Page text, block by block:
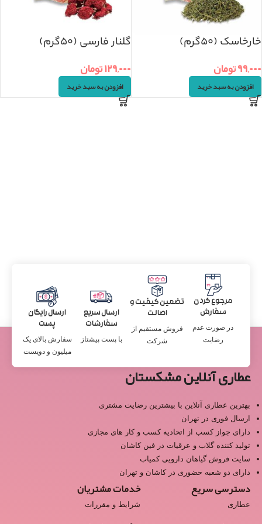
خارخاسک (۵۰گرم)
۹۹,۰۰۰تومان
افزودن به سبد خرید
گلنار فارسی (۵۰گرم)
۱۲۹,۰۰۰تومان
افزودن به سبد خرید
مرجوع کردن
سفارش
در صورت عدم
رضایت
تضمین کیفیت و
اصالت
فروش مستقیم از
شرکت
ارسال سریع
سفارشات
با پست پیشتاز
ارسال رایگان
پست
سفارش بالای یک
میلیون و دویست
عطاری آنلاین مشکستان
بهترین عطاری آنلاین با بیشترین رضایت مشتری
ارسال فوری در تهران
دارای جواز کسب از اتحادیه کسب و کار های مجازی
تولید کننده گلاب و عرقیات در فین کاشان
سایت فروش گیاهان دارویی کمیاب
دارای دو شعبه حضوری در کاشان و تهران
دسترسی سریع
عطاری
خدمات مشتریان
شرایط و مقررات